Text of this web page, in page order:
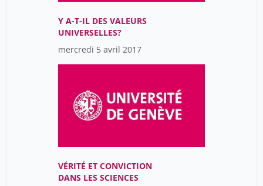
Y A-T-IL DES VALEURS
UNIVERSELLES?
mercredi 5 avril 2017
VÉRITÉ ET CONVICTION
DANS LES SCIENCES